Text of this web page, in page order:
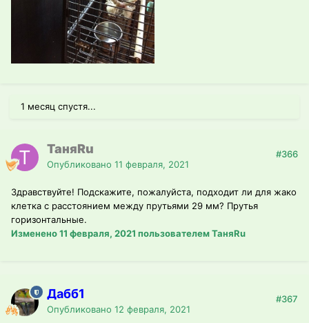
1 месяц спустя...
ТаняRu
Опубликовано 11 февраля, 2021
#366
Здравствуйте! Подскажите, пожалуйста, подходит ли для жако
клетка с расстоянием между прутьями 29 мм? Прутья
горизонтальные.
Изменено11 февраля, 2021 пользователем ТаняRu
Дабб1
Опубликовано 12 февраля, 2021
#367